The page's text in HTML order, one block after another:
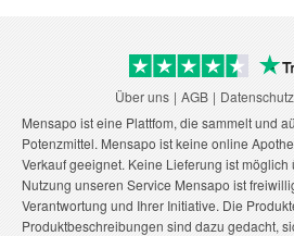
Über uns AGB Datenschutz
Mensapo ist eine Plattfom, die sammelt und
Potenzmittel. Mensapo ist keine online
Verkauf geeignet. Keine Lieferung ist
Nutzung unseren Service Mensapo ist
Verantwortung und Ihrer Initiative. Die
Produktbeschreibungen sind dazu gedacht,